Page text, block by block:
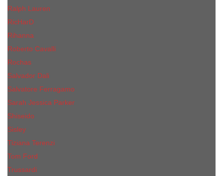
Ralph Lauren
RicHarD
Rihanna
Roberto Cavalli
Rochas
Salvador Dali
Salvatore Ferragamo
Sarah Jessica Parker
Shiseido
Sisley
Tiziana Terenzi
Tom Ford
Trussardi